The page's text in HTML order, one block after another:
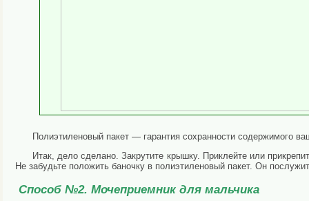
Полиэтиленовый пакет — гарантия сохранности содержимого
Итак, дело сделано. Закрутите крышку. Приклейте или
Не забудьте положить баночку в полиэтиленовый пакет. Он
Способ №2. Мочеприемник для мальчика